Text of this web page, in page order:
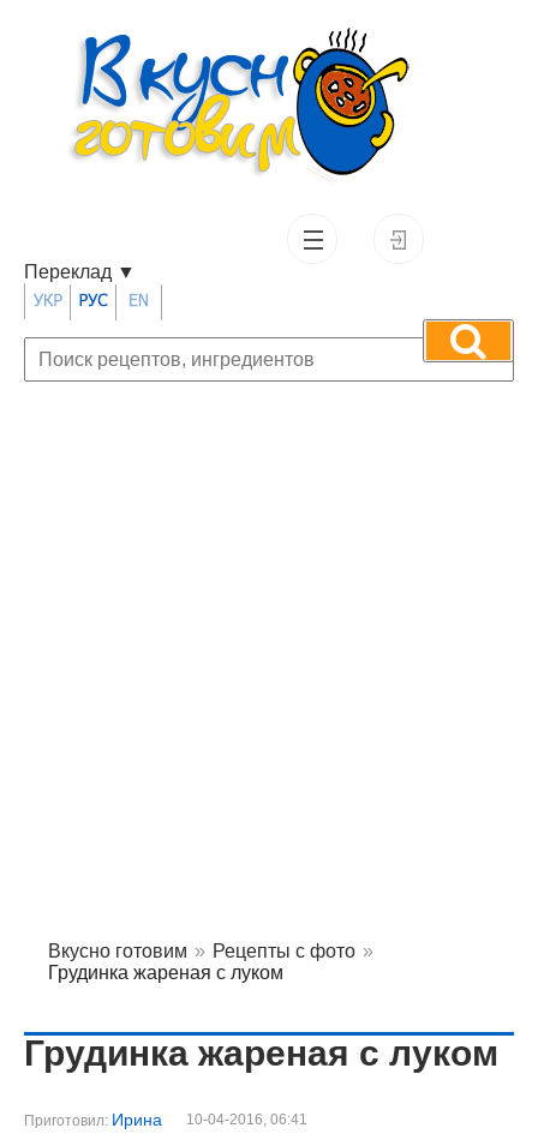
Переклад ▼
Вкусно готовим » Рецепты с фото »
Грудинка жареная с луком
Грудинка жареная с луком
Приготовил: Ирина 10-04-2016, 06:41